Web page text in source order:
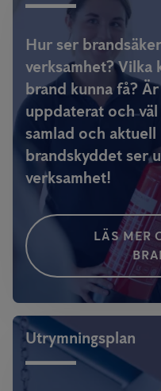
Hur ser
verksamhet? Vilka
brand kunna få?
uppdaterat och
samlad och
brandskyddet ser
verksamhet!
LÄS MER
Utrymningsplan